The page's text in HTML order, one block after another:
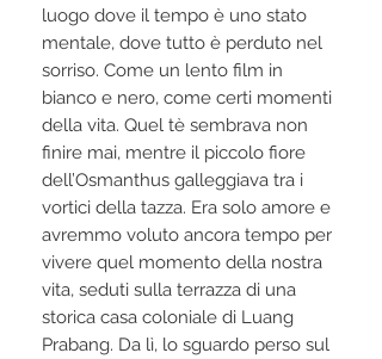
luogo dove il tempo è uno stato
mentale, dove tutto è perduto nel
sorriso. Come un lento film in
bianco e nero, come certi momenti
della vita. Quel tè sembrava non
finire mai, mentre il piccolo fiore
dell’Osmanthus galleggiava tra i
vortici della tazza. Era solo amore e
avremmo voluto ancora tempo per
vivere quel momento della nostra
vita, seduti sulla terrazza di una
storica casa coloniale di Luang
Prabang. Da lì, lo sguardo perso sul